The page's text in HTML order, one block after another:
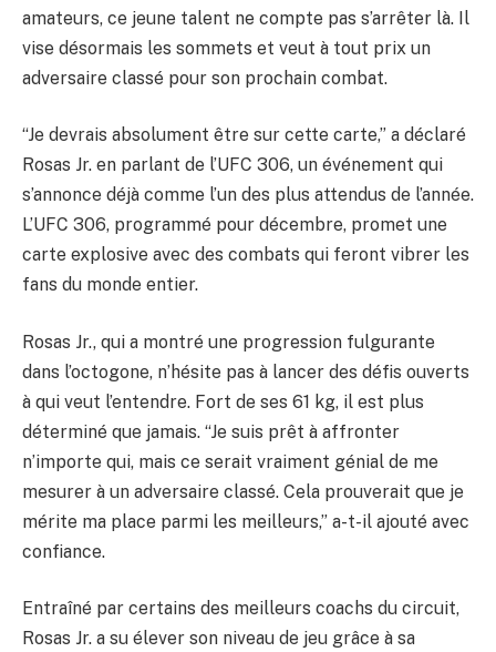
amateurs, ce jeune talent ne compte pas s’arrêter là. Il
vise désormais les sommets et veut à tout prix un
adversaire classé pour son prochain combat.
“Je devrais absolument être sur cette carte,” a déclaré
Rosas Jr. en parlant de l’UFC 306, un événement qui
s’annonce déjà comme l’un des plus attendus de l’année.
L’UFC 306, programmé pour décembre, promet une
carte explosive avec des combats qui feront vibrer les
fans du monde entier.
Rosas Jr., qui a montré une progression fulgurante
dans l’octogone, n’hésite pas à lancer des défis ouverts
à qui veut l’entendre. Fort de ses 61 kg, il est plus
déterminé que jamais. “Je suis prêt à affronter
n’importe qui, mais ce serait vraiment génial de me
mesurer à un adversaire classé. Cela prouverait que je
mérite ma place parmi les meilleurs,” a-t-il ajouté avec
confiance.
Entraîné par certains des meilleurs coachs du circuit,
Rosas Jr. a su élever son niveau de jeu grâce à sa